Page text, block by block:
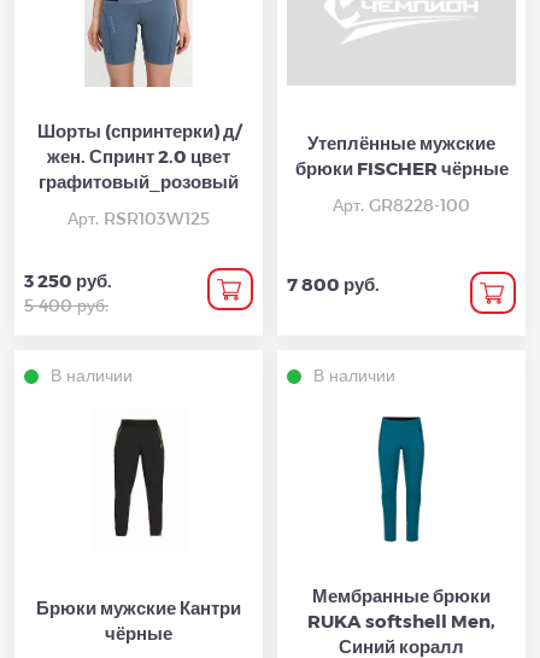
Шорты (спринтерки) д/
жен. Спринт 2.0 цвет
графитовый_розовый
Арт. RSR103W125
3 250 руб.
5 400 руб.
Утеплённые мужские
брюки FISCHER чёрные
Арт. GR8228-100
7 800 руб.
В наличии
Брюки мужские Кантри
чёрные
В наличии
Мембранные брюки
RUKA softshell Men,
Синий коралл